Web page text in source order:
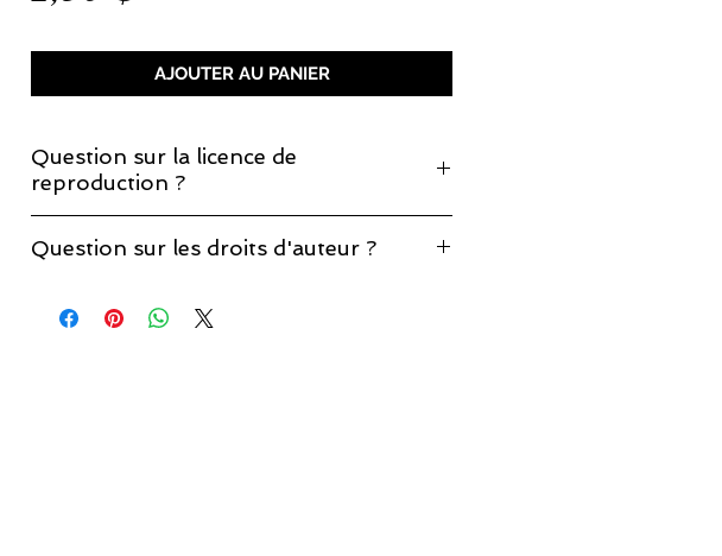
AJOUTER AU PANIER
Question sur la licence de
reproduction ?
que la licence de reproduction est incluse
Question sur les droits d'auteur ?
page sur les
droits d'auteur